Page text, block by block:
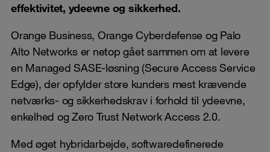
effektivitet, ydeevne og sikkerhed.
Orange Business, Orange Cyberdefense og Palo
Alto Networks er netop gået sammen om at levere
en Managed SASE-løsning (Secure Access Service
Edge), der opfylder store kunders mest krævende
netværks- og sikkerhedskrav i forhold til ydeevne,
enkelhed og Zero Trust Network Access 2.0.
Med øget hybridarbejde, softwaredefinerede